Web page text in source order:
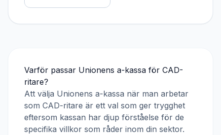
Varför passar Unionens a-kassa för CAD-
ritare?
Att välja Unionens a-kassa när man arbetar
som CAD-ritare är ett val som ger trygghet
eftersom kassan har djup förståelse för de
specifika villkor som råder inom din sektor.